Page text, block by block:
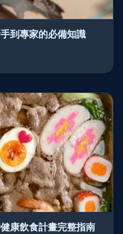
到專家的必備知識
康飲食計畫完整指南